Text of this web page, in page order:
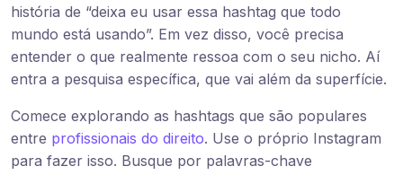
história de “deixa eu usar essa hashtag que todo
mundo está usando”. Em vez disso, você precisa
entender o que realmente ressoa com o seu nicho. Aí
entra a pesquisa específica, que vai além da superfície.
Comece explorando as hashtags que são populares
entre profissionais do direito. Use o próprio Instagram
para fazer isso. Busque por palavras-chave